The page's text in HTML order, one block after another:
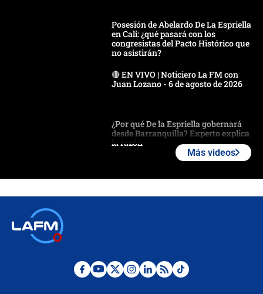
Posesión de Abelardo De La Espriella
en Cali: ¿qué pasará con los
congresistas del Pacto Histórico que
no asistirán?
🔴 EN VIVO | Noticiero La FM con
Juan Lozano - 6 de agosto de 2026
¿Por qué De la Espriella gobernará
desde Barranquilla? Experto explica
la razón
Las razones para escoger al nuevo
Más videos